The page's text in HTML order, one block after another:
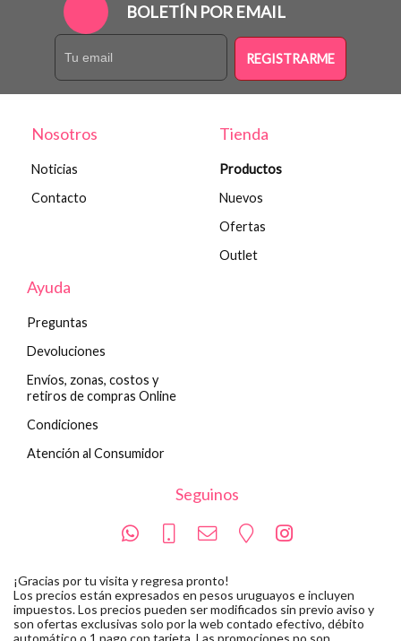
BOLETÍN POR EMAIL
REGISTRARME
Nosotros
Noticias
Contacto
Tienda
Productos
Nuevos
Ofertas
Outlet
Ayuda
Preguntas
Devoluciones
Envíos, zonas, costos y
retiros de compras Online
Condiciones
Atención al Consumidor
Seguinos
¡Gracias por tu visita y regresa pronto!
Los precios están expresados en pesos uruguayos e incluyen
impuestos. Los precios pueden ser modificados sin previo aviso y
son ofertas exclusivas solo por la web contado efectivo, débito
automático o 1 pago con tarjeta. Las promociones no son